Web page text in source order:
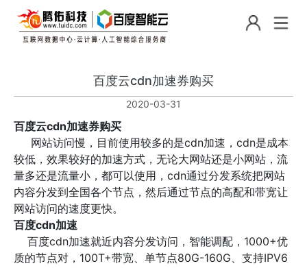
百度云cdn加速券购买
2020-03-31
百度云cdn加速券购买
网站访问慢，目前使用较多的是cdn加速，cdn是成本
较低，效果较好的加速方式，无论大网站还是小网站，流
量多还是流量小，都可以使用，cdn通过分发系统把网站
内容分发到全国各个节点，然后通过节点的高配和带宽让
网站访问的速度更快。
百度cdn加速
百度cdn加速就近内容分发访问，智能调配，1000+优
质的节点对，100T+带宽、单节点80G-160G、支持IPV6